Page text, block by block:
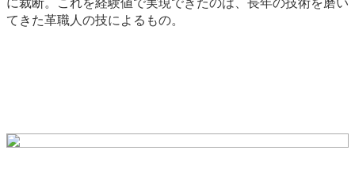
に裁断。これを経験値で実現できたのは、長年の技術を磨い
てきた革職人の技によるもの。